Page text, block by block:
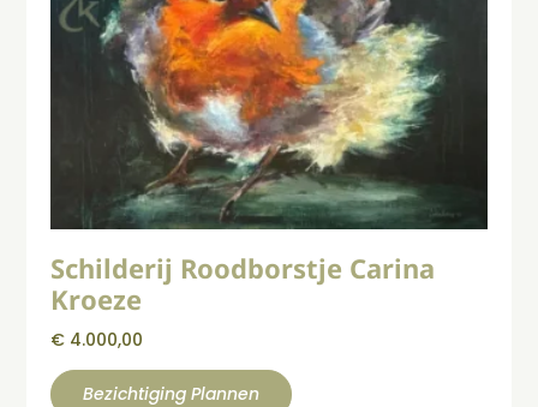
Schilderij Roodborstje Carina
Kroeze
€ 4.000,00
Bezichtiging Plannen